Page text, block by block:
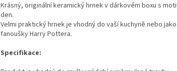
Krásný, originální keramický hrnek v dárkovém boxu s
den.
Velmi praktický hrnek je vhodný do vaší kuchyně nebo
fanoušky Harry Pottera.
Specifikace: